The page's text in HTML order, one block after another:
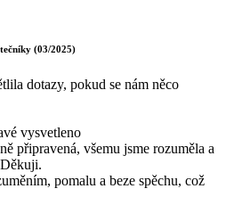
(03/2025)
dotazy, pokud se nám něco
vysvetleno
připravená, všemu jsme rozuměla a
pomalu a beze spěchu, což